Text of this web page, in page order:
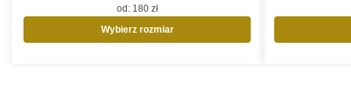
od: 180 zł
Wybierz rozmiar